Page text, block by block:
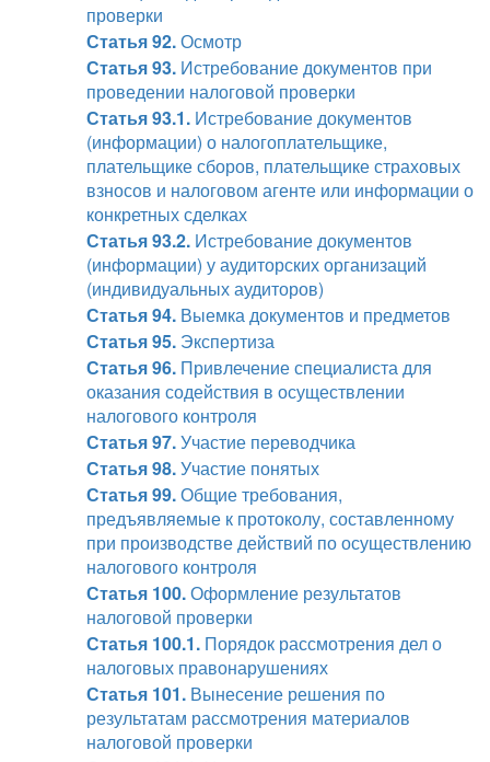
проверки
Статья 92.Осмотр
Статья 93. Истребование документов при
проведении налоговой проверки
Статья 93.1. Истребование документов
(информации) о налогоплательщике,
плательщике сборов, плательщике страховых
взносов и налоговом агенте или информации о
конкретных сделках
Статья 93.2. Истребование документов
(информации) у аудиторских организаций
(индивидуальных аудиторов)
Статья 94. Выемка документов и предметов
Статья 95. Экспертиза
Статья 96. Привлечение специалиста для
оказания содействия в осуществлении
налогового контроля
Статья 97.Участие переводчика
Статья 98.Участие понятых
Статья 99.Общие требования,
предъявляемые к протоколу, составленному
при производстве действий по осуществлению
налогового контроля
Статья 100.Оформление результатов
налоговой проверки
Статья 100.1. Порядок рассмотрения дел о
налоговых правонарушениях
Статья 101. Вынесение решения по
результатам рассмотрения материалов
налоговой проверки